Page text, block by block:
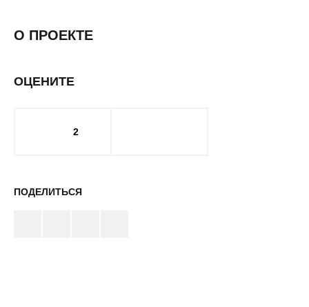
О ПРОЕКТЕ
ОЦЕНИТЕ
2
ПОДЕЛИТЬСЯ